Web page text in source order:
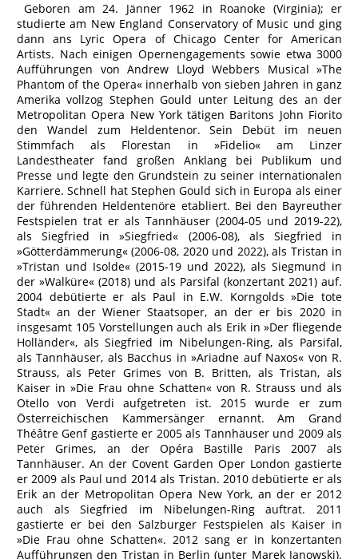
Geboren am 24. Jänner 1962 in Roanoke (Virginia); er
studierte am New England Conservatory of Music und ging
dann ans Lyric Opera of Chicago Center for American
Artists. Nach einigen Opernengagements sowie etwa 3000
Aufführungen von Andrew Lloyd Webbers Musical »The
Phantom of the Opera« innerhalb von sieben Jahren in ganz
Amerika vollzog Stephen Gould unter Leitung des an der
Metropolitan Opera New York tätigen Baritons John Fiorito
den Wandel zum Heldentenor. Sein Debüt im neuen
Stimmfach als Florestan in »Fidelio« am Linzer
Landestheater fand großen Anklang bei Publikum und
Presse und legte den Grundstein zu seiner internationalen
Karriere. Schnell hat Stephen Gould sich in Europa als einer
der führenden Heldentenöre etabliert. Bei den Bayreuther
Festspielen trat er als Tannhäuser (2004-05 und 2019-22),
als Siegfried in »Siegfried« (2006-08), als Siegfried in
»Götterdämmerung« (2006-08, 2020 und 2022), als Tristan in
»Tristan und Isolde« (2015-19 und 2022), als Siegmund in
der »Walküre« (2018) und als Parsifal (konzertant 2021) auf.
2004 debütierte er als Paul in E.W. Korngolds »Die tote
Stadt« an der Wiener Staatsoper, an der er bis 2020 in
insgesamt 105 Vorstellungen auch als Erik in »Der fliegende
Holländer«, als Siegfried im Nibelungen-Ring, als Parsifal,
als Tannhäuser, als Bacchus in »Ariadne auf Naxos« von R.
Strauss, als Peter Grimes von B. Britten, als Tristan, als
Kaiser in »Die Frau ohne Schatten« von R. Strauss und als
Otello von Verdi aufgetreten ist. 2015 wurde er zum
Österreichischen Kammersänger ernannt. Am Grand
Théâtre Genf gastierte er 2005 als Tannhäuser und 2009 als
Peter Grimes, an der Opéra Bastille Paris 2007 als
Tannhäuser. An der Covent Garden Oper London gastierte
er 2009 als Paul und 2014 als Tristan. 2010 debütierte er als
Erik an der Metropolitan Opera New York, an der er 2012
auch als Siegfried im Nibelungen-Ring auftrat. 2011
gastierte er bei den Salzburger Festspielen als Kaiser in
»Die Frau ohne Schatten«. 2012 sang er in konzertanten
Aufführungen den Tristan in Berlin (unter Marek Janowski).